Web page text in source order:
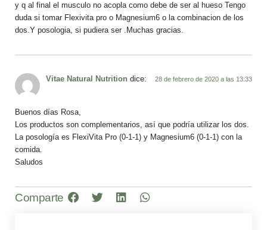
y q al final el musculo no acopla como debe de ser al hueso Tengo
duda si tomar Flexivita pro o Magnesium6 o la combinacion de los
dos.Y posologia, si pudiera ser .Muchas gracias.
Vitae Natural Nutrition dice: 28 de febrero de 2020 a las 13:33
Buenos días Rosa,
Los productos son complementarios, así que podría utilizar los dos.
La posología es FlexiVita Pro (0-1-1) y Magnesium6 (0-1-1) con la
comida.
Saludos
Comparte